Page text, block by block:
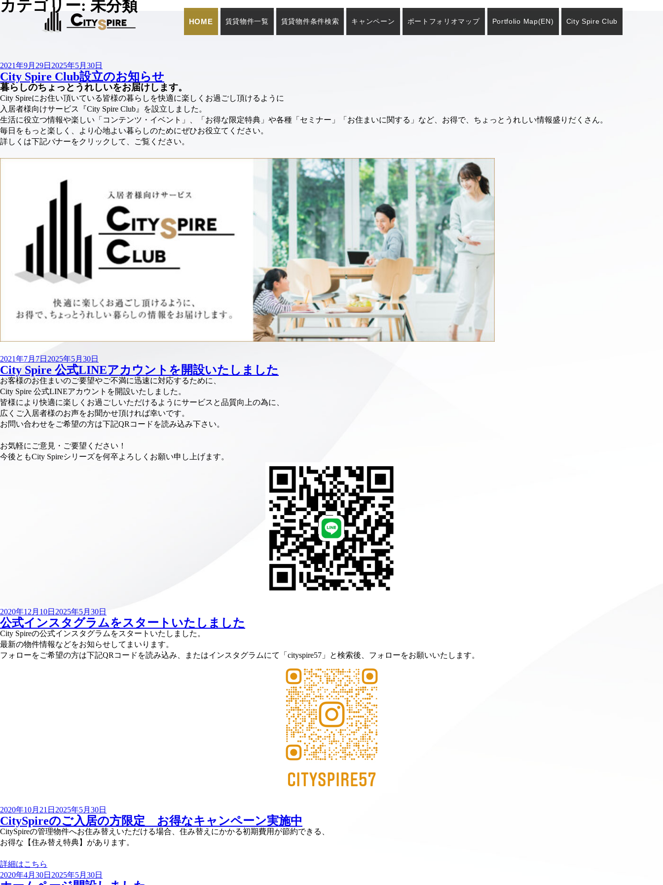
HOME 賃貸物件一覧 賃貸物件条件検索 キャンペーン ポートフォリオマップ Portfolio Map(EN) City Spire Club
カテゴリー: 未分類
投
稿
日:
2021年9月29日 2025年5月30日
City Spire Club設立のお知らせ
暮らしのちょっとうれしいをお届けします。
City Spireにお住い頂いている皆様の暮らしを快適に楽しくお過ごし頂けるように
入居者様向けサービス『City Spire Club』を設立しました。
生活に役立つ情報や楽しい「コンテンツ・イベント」、「お得な限定特典」や各種「セミナー」「お住まいに関する」など、お得で、ちょっとうれしい情報盛りだくさん。
毎日をもっと楽しく、より心地よい暮らしのためにぜひお役立てください。
詳しくは下記バナーをクリックして、ご覧ください。
投
稿
日:
2021年7月7日 2025年5月30日
City Spire 公式LINEアカウントを開設いたしました
お客様のお住まいのご要望やご不満に迅速に対応するために、
City Spire 公式LINEアカウントを開設いたしました。
皆様により快適に楽しくお過ごしいただけるようにサービスと品質向上の為に、
広くご入居者様のお声をお聞かせ頂ければ幸いです。
お問い合わせをご希望の方は下記QRコードを読み込み下さい。
お気軽にご意見・ご要望ください！
今後ともCity Spireシリーズを何卒よろしくお願い申し上げます。
投
稿
日:
2020年12月10日 2025年5月30日
公式インスタグラムをスタートいたしました
City Spireの公式インスタグラムをスタートいたしました。
最新の物件情報などをお知らせしてまいります。
フォローをご希望の方は下記QRコードを読み込み、またはインスタグラムにて「cityspire57」と検索後、フォローをお願いいたします。
投
稿
日:
2020年10月21日 2025年5月30日
CitySpireのご入居の方限定 お得なキャンペーン実施中
CitySpireの管理物件へお住み替えいただける場合、住み替えにかかる初期費用が節約できる、
お得な【住み替え特典】があります。
詳細はこちら
投
2020年4月30日 2025年5月30日